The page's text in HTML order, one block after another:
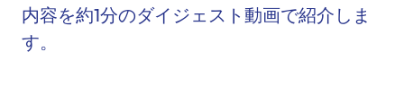
内容を約1分のダイジェスト動画で紹介しま
す。